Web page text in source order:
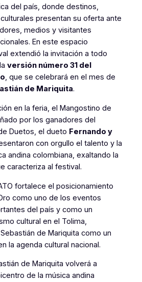
del país, donde destinos,
presentan su oferta ante
medios y visitantes
En este espacio
extendió la invitación a todo
versión número 31 del
, que se celebrará en el mes de
de Mariquita.
en la feria, el Mangostino de
por los ganadores del
Duetos, el dueto Fernando y
con orgullo el talento y la
andina colombiana, exaltando la
caracteriza al festival.
fortalece el posicionamiento
como uno de los eventos
del país y como un
cultural en el Tolima,
de Mariquita como un
la agenda cultural nacional.
de Mariquita volverá a
de la música andina